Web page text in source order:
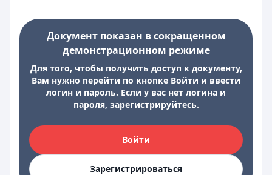
Документ показан в сокращенном
демонстрационном режиме
Для того, чтобы получить доступ к документу,
Вам нужно перейти по кнопке Войти и ввести
логин и пароль. Если у вас нет логина и
пароля, зарегистрируйтесь.
Войти
Зарегистрироваться